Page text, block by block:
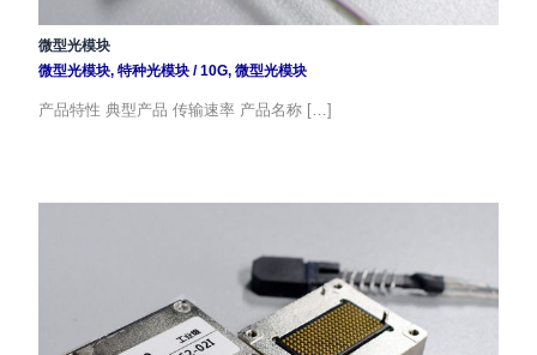
微型光模块
微型光模块, 特种光模块/10G, 微型光模块
产品特性 典型产品 传输速率 产品名称 […]